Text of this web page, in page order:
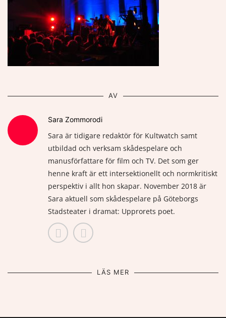
AV
Sara Zommorodi
Sara är tidigare redaktör för Kultwatch samt
utbildad och verksam skådespelare och
manusförfattare för film och TV. Det som ger
henne kraft är ett intersektionellt och normkritiskt
perspektiv i allt hon skapar. November 2018 är
Sara aktuell som skådespelare på Göteborgs
Stadsteater i dramat: Upprorets poet.
LÄS MER